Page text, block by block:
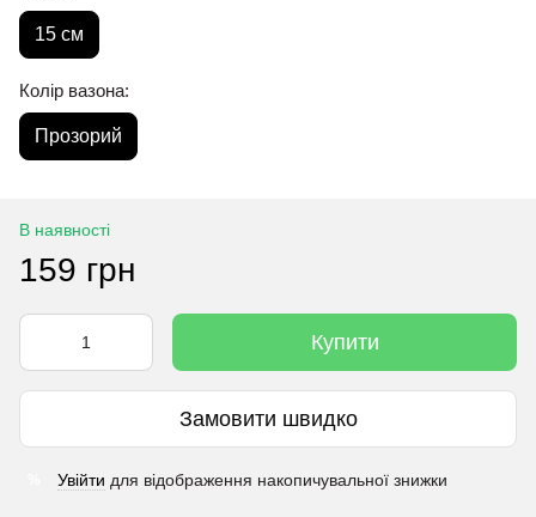
15 см
Колір вазона:
Прозорий
В наявності
159 грн
Купити
Замовити швидко
Увійти для відображення накопичувальної знижки